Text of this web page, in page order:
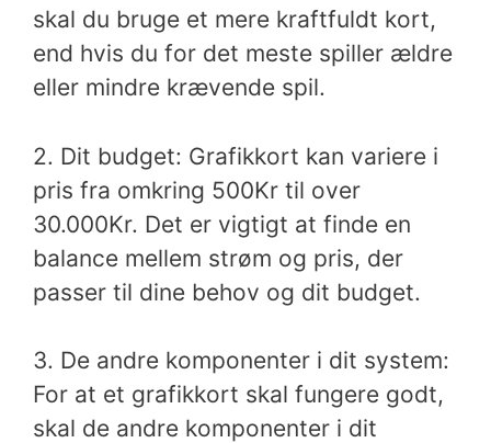
skal du bruge et mere kraftfuldt kort,
end hvis du for det meste spiller ældre
eller mindre krævende spil.
2. Dit budget: Grafikkort kan variere i
pris fra omkring 500Kr til over
30.000Kr. Det er vigtigt at finde en
balance mellem strøm og pris, der
passer til dine behov og dit budget.
3. De andre komponenter i dit system:
For at et grafikkort skal fungere godt,
skal de andre komponenter i dit